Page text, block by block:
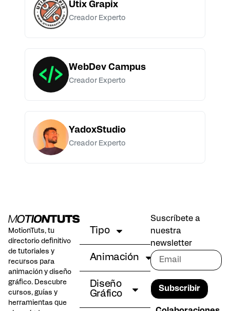
Utix Grapix
Creador Experto
WebDev Campus
Creador Experto
YadoxStudio
Creador Experto
MotionTuts, tu
directorio definitivo
de tutoriales y
recursos para
animación y diseño
gráfico. Descubre
cursos, guías y
herramientas que
Tipo
Animación
Diseño
Gráfico
Suscríbete a
nuestra
newsletter
Subscribir